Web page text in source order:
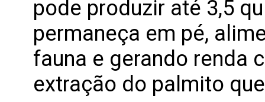
pode produzir até 3,5
permaneça em pé,
fauna e gerando renda
extração do palmito